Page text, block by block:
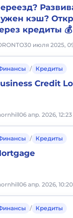
кэш?
кредиты
30 июля 2025,
/ Кредиты
Credit
06 апр. 2026,
/ Кредиты
06 апр. 2026,
/ Кредиты